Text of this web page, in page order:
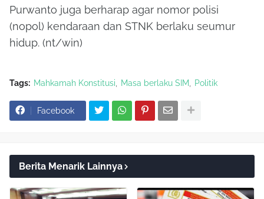
Purwanto juga berharap agar nomor polisi
(nopol) kendaraan dan STNK berlaku seumur
hidup. (nt/win)
Tags: Mahkamah Konstitusi Masa berlaku SIM Politik
Facebook
Berita Menarik Lainnya